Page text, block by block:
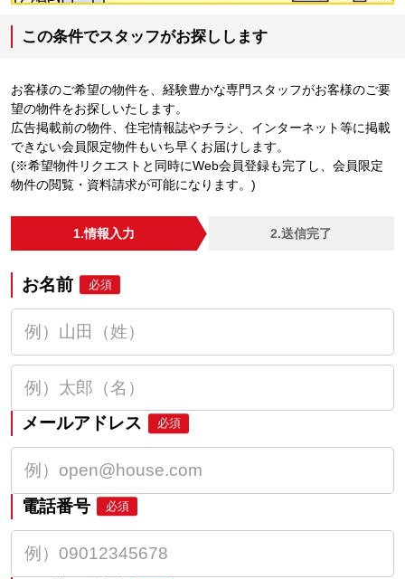
この条件でスタッフがお探しします
お客様のご希望の物件を、経験豊かな専門スタッフがお客様のご要
望の物件をお探しいたします。
広告掲載前の物件、住宅情報誌やチラシ、インターネット等に掲載
できない会員限定物件もいち早くお届けします。
(※希望物件リクエストと同時にWeb会員登録も完了し、会員限定
物件の閲覧・資料請求が可能になります。)
1.情報入力 2.送信完了
お名前 必須
メールアドレス 必須
電話番号 必須